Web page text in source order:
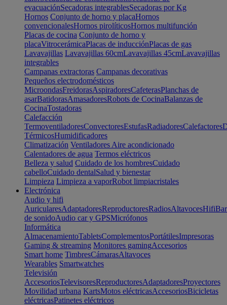
evacuaciónSecadoras integrablesSecadoras por Kg
Hornos Conjunto de horno y placaHornos
convencionalesHornos pirolíticosHornos multifunción
Placas de cocina Conjunto de horno y
placaVitrocerámicaPlacas de inducciónPlacas de gas
Lavavajillas Lavavajillas 60cmLavavajillas 45cmLavavajillas
integrables
Campanas extractoras Campanas decorativas
Pequeños electrodomésticos
MicroondasFreidorasAspiradoresCafeterasPlanchas de
asarBatidorasAmasadoresRobots de CocinaBalanzas de
CocinaTostadoras
Calefacción
TermoventiladoresConvectoresEstufasRadiadoresCalefactores
TérmicosHumidificadores
Climatización Ventiladores Aire acondicionado
Calentadores de agua Termos eléctricos
Belleza y salud Cuidado de los hombresCuidado
cabelloCuidado dentalSalud y bienestar
Limpieza Limpieza a vaporRobot limpiacristales
Electrónica
Audio y hifi
AuricularesAdaptadoresReproductoresRadiosAltavocesHifi
de sonidoAudio car y GPSMicrófonos
Informática
AlmacenamientoTabletsComplementosPortátilesImpresoras
Gaming & streaming Monitores gamingAccesorios
Smart home TimbresCámarasAltavoces
Wearables Smartwatches
Televisión
AccesoriosTelevisoresReproductoresAdaptadoresProyectores
Movilidad urbana KartsMotos eléctricasAccesoriosBicicletas
eléctricasPatinetes eléctricos